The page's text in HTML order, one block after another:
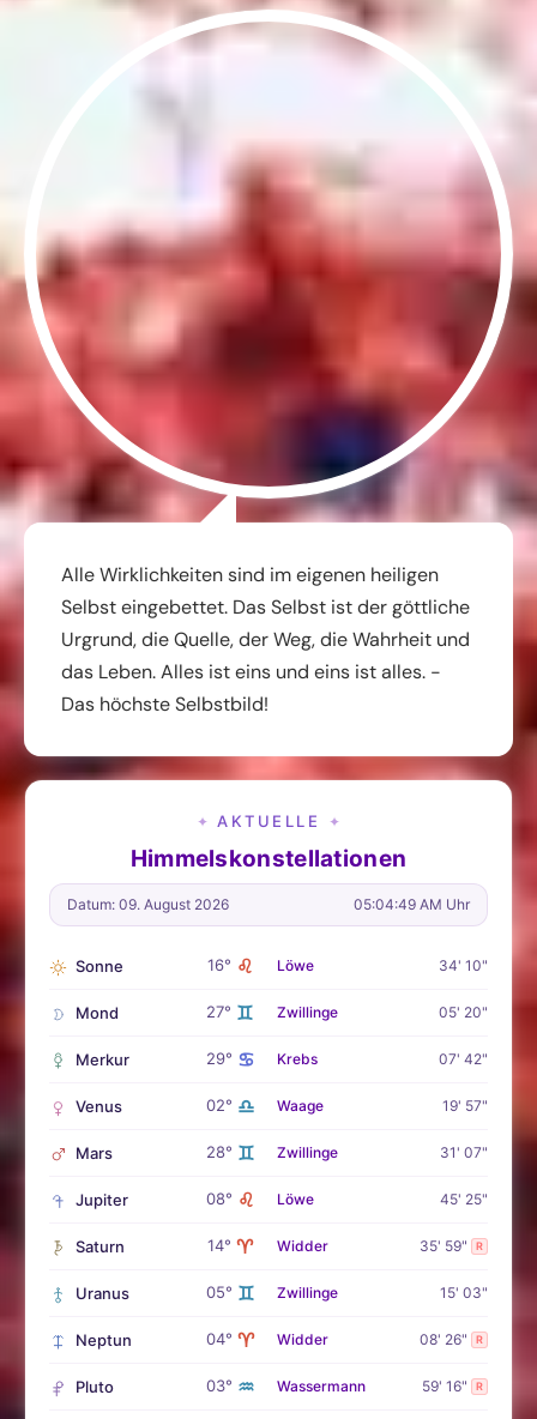
Alle Wirklichkeiten sind im eigenen heiligen
Selbst eingebettet. Das Selbst ist der göttliche
Urgrund, die Quelle, der Weg, die Wahrheit und
das Leben. Alles ist eins und eins ist alles. -
Das höchste Selbstbild!
✦ AKTUELLE ✦
Himmelskonstellationen
Datum: 09. August 2026 05:04:51 AM Uhr
Sonne 16° ♌ Löwe 34' 10"
Mond 27° ♊ Zwillinge 05' 20"
Merkur 29° ♋ Krebs 07' 42"
Venus 02° ♎ Waage 19' 57"
Mars 28° ♊ Zwillinge 31' 07"
Jupiter 08° ♌ Löwe 45' 25"
Saturn 14° ♈ Widder 35' 59" R
Uranus 05° ♊ Zwillinge 15' 03"
Neptun 04° ♈ Widder 08' 26" R
Pluto 03° ♒ Wassermann 59' 16" R